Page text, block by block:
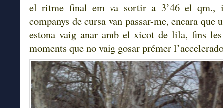
el ritme final em va sortir a 3’46 el qm., i
companys de cursa van passar-me, encara que
estona vaig anar amb el xicot de lila, fins
moments que no vaig gosar prémer